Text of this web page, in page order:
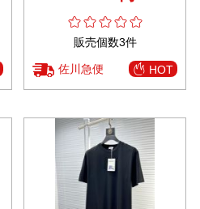
販売個数3件
佐川急便 HOT